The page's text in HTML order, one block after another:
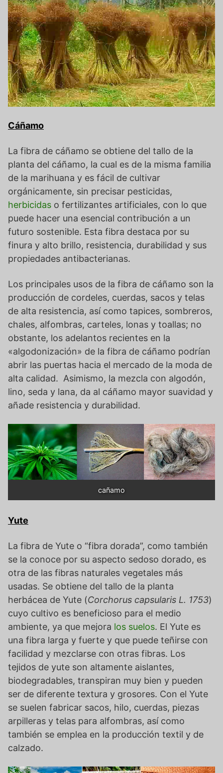
Cáñamo
La fibra de cáñamo se obtiene del tallo de la
planta del cáñamo, la cual es de la misma familia
de la marihuana y es fácil de cultivar
orgánicamente, sin precisar pesticidas,
herbicidas o fertilizantes artificiales, con lo que
puede hacer una esencial contribución a un
futuro sostenible. Esta fibra destaca por su
finura y alto brillo, resistencia, durabilidad y sus
propiedades antibacterianas.
Los principales usos de la fibra de cáñamo son la
producción de cordeles, cuerdas, sacos y telas
de alta resistencia, así como tapices, sombreros,
chales, alfombras, carteles, lonas y toallas; no
obstante, los adelantos recientes en la
«algodonización» de la fibra de cáñamo podrían
abrir las puertas hacia el mercado de la moda de
alta calidad. Asimismo, la mezcla con algodón,
lino, seda y lana, da al cáñamo mayor suavidad y
añade resistencia y durabilidad.
cañamo
Yute
La fibra de Yute o “fibra dorada”, como también
se la conoce por su aspecto sedoso dorado, es
otra de las fibras naturales vegetales más
usadas. Se obtiene del tallo de la planta
herbácea de Yute (Corchorus capsularis L. 1753)
cuyo cultivo es beneficioso para el medio
ambiente, ya que mejora los suelos. El Yute es
una fibra larga y fuerte y que puede teñirse con
facilidad y mezclarse con otras fibras. Los
tejidos de yute son altamente aislantes,
biodegradables, transpiran muy bien y pueden
ser de diferente textura y grosores. Con el Yute
se suelen fabricar sacos, hilo, cuerdas, piezas
arpilleras y telas para alfombras, así como
también se emplea en la producción textil y de
calzado.